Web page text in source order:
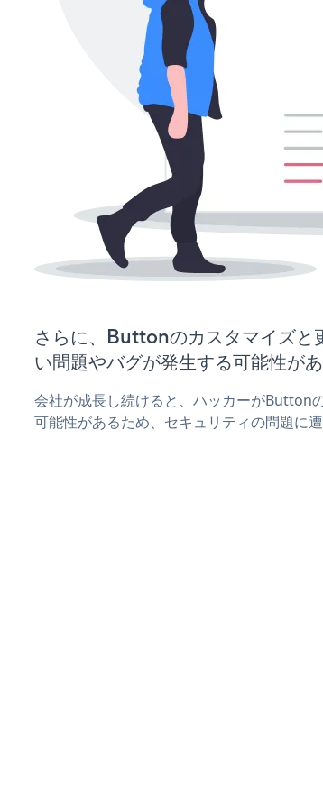
さらに、Buttonのカスタマイズと
い問題やバグが発生する可能性があ
会社が成長し続けると、ハッカーがButton
可能性があるため、セキュリティの問題に